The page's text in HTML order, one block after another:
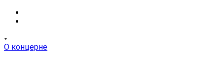
О концерне